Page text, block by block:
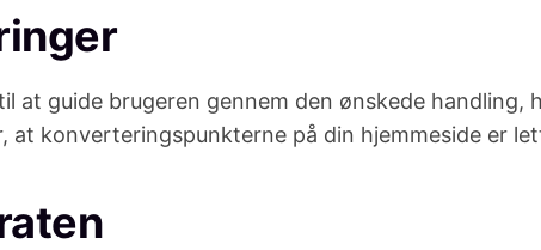
at guide brugeren gennem den ønskede
konverteringspunkterne på din hjemmeside er